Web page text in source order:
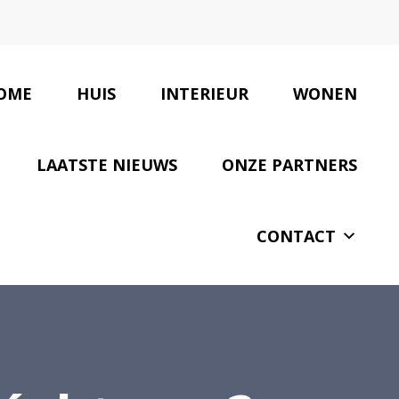
HUIS INTERIEUR WONEN
LAATSTE NIEUWS ONZE PARTNERS
CONTACT